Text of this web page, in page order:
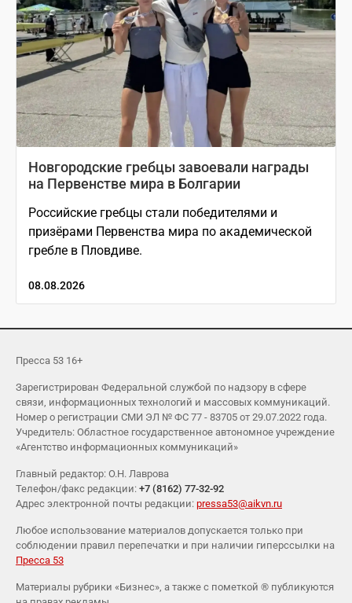
Новгородские гребцы завоевали награды
на Первенстве мира в Болгарии
Российские гребцы стали победителями и
призёрами Первенства мира по академической
гребле в Пловдиве.
08.08.2026
Пресса 53 16+
Зарегистрирован Федеральной службой по надзору в сфере
связи, информационных технологий и массовых коммуникаций.
Номер о регистрации СМИ ЭЛ № ФС 77 - 83705 от 29.07.2022 года.
Учредитель: Областное государственное автономное учреждение
«Агентство информационных коммуникаций»
Главный редактор: О.Н. Лаврова
Телефон/факс редакции: +7 (8162) 77-32-92
Адрес электронной почты редакции: pressa53@aikvn.ru
Любое использование материалов допускается только при
соблюдении правил перепечатки и при наличии гиперссылки на
Пресса 53
Материалы рубрики «Бизнес», а также с пометкой ® публикуются